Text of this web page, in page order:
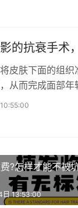
的抗衰手术
皮肤下面的组
从而完成面部年
?怎样才能不被
日 13:53:00